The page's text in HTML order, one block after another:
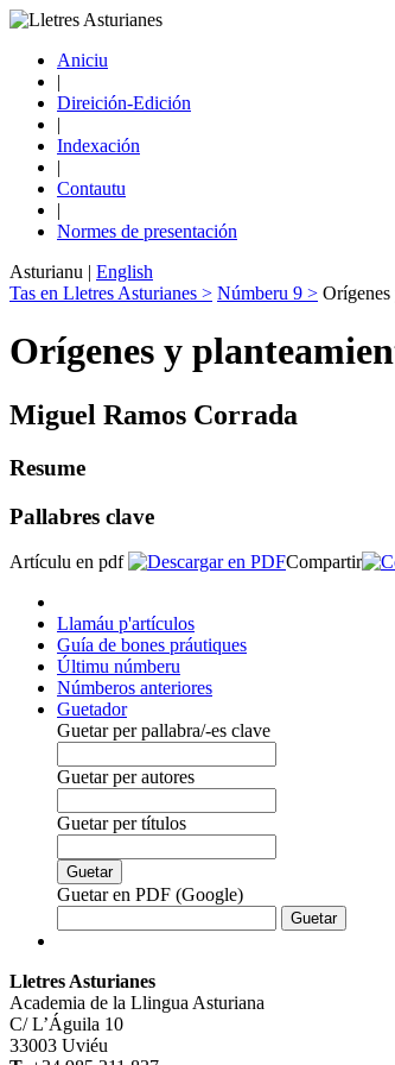
Aniciu
|
Direición-Edición
|
Indexación
|
Contautu
|
Normes de presentación
Asturianu | English
Tas en Lletres Asturianes > Númberu 9 > Orígenes
Orígenes y
Miguel Ramos Corrada
Resume
Pallabres clave
Artículu en pdf Compartir
Llamáu p'artículos
Guía de bones práutiques
Últimu númberu
Númberos anteriores
Guetador
Guetar per pallabra/-es clave
Guetar per autores
Guetar per títulos
Guetar en PDF (Google)
Lletres Asturianes
Academia de la Llingua Asturiana
C/ L’Águila 10
33003 Uviéu